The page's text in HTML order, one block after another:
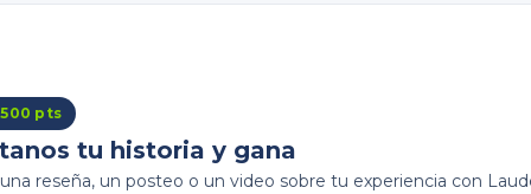
pts
tu historia y gana
reseña, un posteo o un video sobre tu experiencia con